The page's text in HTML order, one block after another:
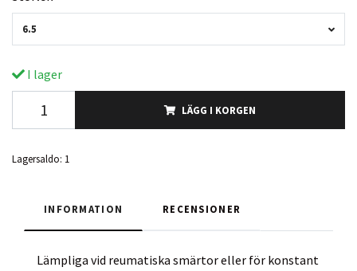
6.5
I lager
LÄGG I KORGEN
Lagersaldo: 1
INFORMATION RECENSIONER
Lämpliga vid reumatiska smärtor eller för konstant